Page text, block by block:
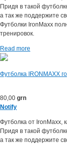
Придя в такой
а так же поддержите
Футболки IronMaxx
тренировок.
Read more
Футболка IRONMAXX
80,00 grn
Notify
Футболка от IronMaxx,
Придя в такой
а так же поддержите